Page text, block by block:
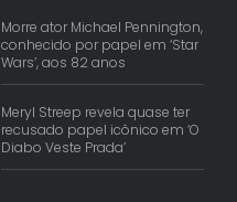
Morre ator Michael Pennington,
conhecido por papel em ‘Star
Wars’, aos 82 anos
Meryl Streep revela quase ter
recusado papel icônico em ‘O
Diabo Veste Prada’